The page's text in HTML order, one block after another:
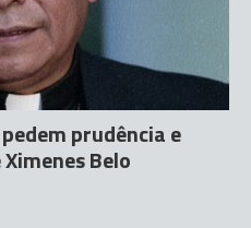
prudência e
Belo